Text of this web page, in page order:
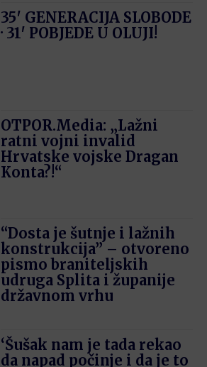
35′ GENERACIJA SLOBODE
· 31′ POBJEDE U OLUJI!
OTPOR.Media: „Lažni
ratni vojni invalid
Hrvatske vojske Dragan
Konta?!“
“Dosta je šutnje i lažnih
konstrukcija” – otvoreno
pismo braniteljskih
udruga Splita i županije
državnom vrhu
‘Šušak nam je tada rekao
da napad počinje i da je to